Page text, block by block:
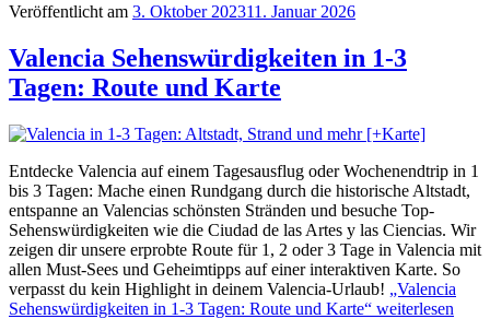
Veröffentlicht am 3. Oktober 202311. Januar 2026
Valencia Sehenswürdigkeiten in 1-3
Tagen: Route und Karte
Entdecke Valencia auf einem Tagesausflug oder Wochenendtrip in 1
bis 3 Tagen: Mache einen Rundgang durch die historische Altstadt,
entspanne an Valencias schönsten Stränden und besuche Top-
Sehenswürdigkeiten wie die Ciudad de las Artes y las Ciencias. Wir
zeigen dir unsere erprobte Route für 1, 2 oder 3 Tage in Valencia mit
allen Must-Sees und Geheimtipps auf einer interaktiven Karte. So
verpasst du kein Highlight in deinem Valencia-Urlaub! „Valencia
Sehenswürdigkeiten in 1-3 Tagen: Route und Karte“ weiterlesen